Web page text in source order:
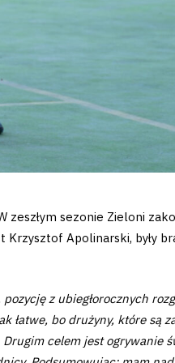
zeszłym sezonie Zieloni
Apolinarski, były
z ubiegłorocznych
łatwe, bo drużyny, które są
celem jest ogrywanie